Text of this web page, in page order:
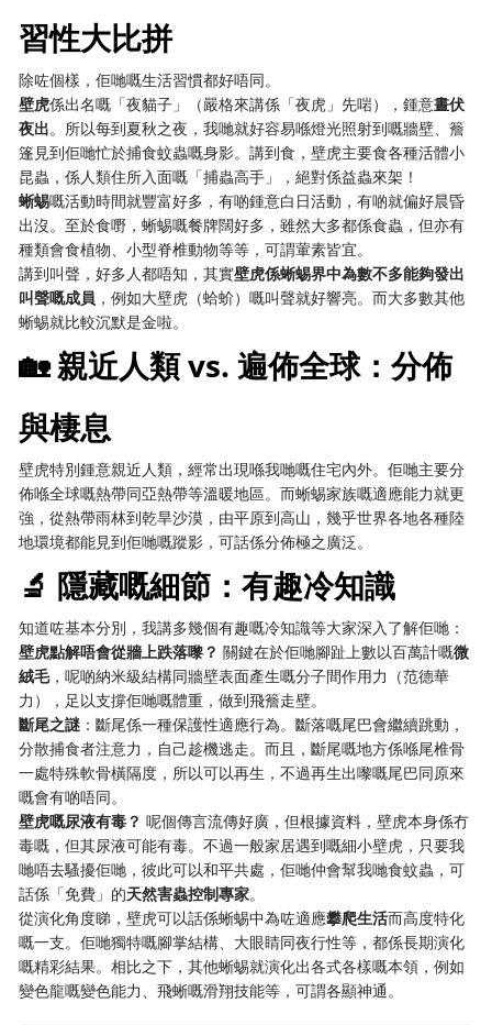
習性大比拼
除咗個樣，佢哋嘅生活習慣都好唔同。
壁虎係出名嘅「夜貓子」（嚴格來講係「夜虎」先啱），鍾意晝伏
夜出。所以每到夏秋之夜，我哋就好容易喺燈光照射到嘅牆壁、簷
篷見到佢哋忙於捕食蚊蟲嘅身影。講到食，壁虎主要食各種活體小
昆蟲，係人類住所入面嘅「捕蟲高手」，絕對係益蟲來架！
蜥蜴嘅活動時間就豐富好多，有啲鍾意白日活動，有啲就偏好晨昏
出沒。至於食嘢，蜥蜴嘅餐牌闊好多，雖然大多都係食蟲，但亦有
種類會食植物、小型脊椎動物等等，可謂葷素皆宜。
講到叫聲，好多人都唔知，其實壁虎係蜥蜴界中為數不多能夠發出
叫聲嘅成員 ，例如大壁虎（蛤蚧）嘅叫聲就好響亮。而大多數其他
蜥蜴就比較沉默是金啦。
🏡 親近人類 vs. 遍佈全球：分佈
與棲息
壁虎特別鍾意親近人類，經常出現喺我哋嘅住宅內外。佢哋主要分
佈喺全球嘅熱帶同亞熱帶等溫暖地區。而蜥蜴家族嘅適應能力就更
強，從熱帶雨林到乾旱沙漠，由平原到高山，幾乎世界各地各種陸
地環境都能見到佢哋嘅蹤影，可話係分佈極之廣泛。
🔬 隱藏嘅細節：有趣冷知識
知道咗基本分別，我講多幾個有趣嘅冷知識等大家深入了解佢哋：
壁虎點解唔會從牆上跌落嚟？ ​ 關鍵在於佢哋腳趾上數以百萬計嘅微
絨毛，呢啲納米級結構同牆壁表面產生嘅分子間作用力（范德華
力），足以支撐佢哋嘅體重，做到飛簷走壁。
斷尾之謎 ：斷尾係一種保護性適應行為。斷落嘅尾巴會繼續跳動，
分散捕食者注意力，自己趁機逃走。而且，斷尾嘅地方係喺尾椎骨
一處特殊軟骨橫隔度，所以可以再生，不過再生出嚟嘅尾巴同原來
嘅會有啲唔同。
壁虎嘅尿液有毒？ ​ 呢個傳言流傳好廣，但根據資料，壁虎本身係冇
毒嘅，但其尿液可能有毒。不過一般家居遇到嘅細小壁虎，只要我
哋唔去騷擾佢哋，彼此可以和平共處，佢哋仲會幫我哋食蚊蟲，可
話係「免費」的天然害蟲控制專家。
從演化角度睇，壁虎可以話係蜥蜴中為咗適應攀爬生活而高度特化
嘅一支。佢哋獨特嘅腳掌結構、大眼睛同夜行性等，都係長期演化
嘅精彩結果。相比之下，其他蜥蜴就演化出各式各樣嘅本領，例如
變色龍嘅變色能力、飛蜥嘅滑翔技能等，可謂各顯神通。